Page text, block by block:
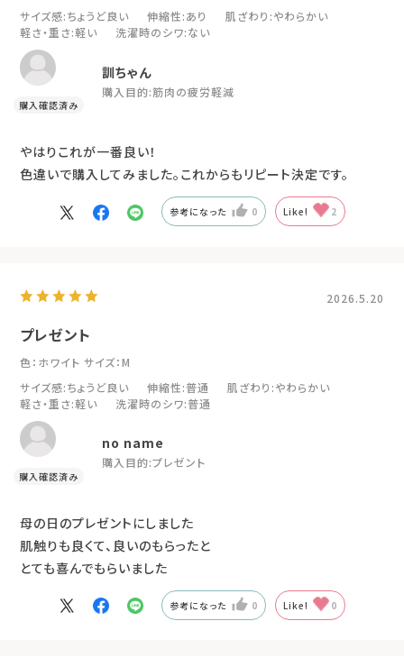
サイズ感:ちょうど良い 伸縮性:あり 肌ざわり :やわらかい
軽さ・重さ:軽い 洗濯時のシワ:ない
訓ちゃん
購入目的:筋肉の疲労軽減
やはりこれが一番良い！
色違いで購入してみました。これからもリピート決定です。
参考になった 0 Like! 2
2026.5.20
プレゼント
色：ホワイト サイズ：M
サイズ感:ちょうど良い 伸縮性:普通 肌ざわり :やわらかい
軽さ・重さ:軽い 洗濯時のシワ:普通
no name
購入目的:プレゼント
母の日のプレゼントにしました
肌触りも良くて、良いのもらったと
とても喜んでもらいました
参考になった 0 Like! 0